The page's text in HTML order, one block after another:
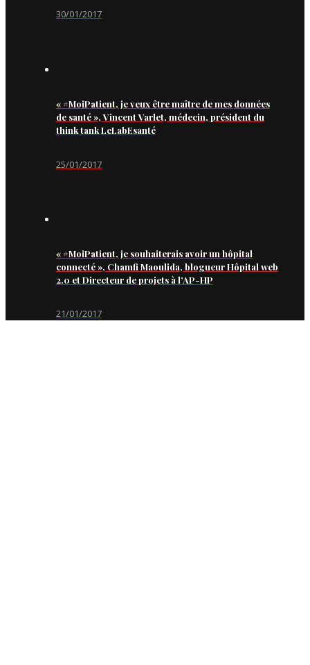
30/01/2017
« #MoiPatient, je veux être maître de mes données
de santé », Vincent Varlet, médecin, président du
think tank LeLabEsanté
25/01/2017
« #MoiPatient, je souhaiterais avoir un hôpital
connecté », Chamfi Maoulida, blogueur Hôpital web
2.0 et Directeur de projets à l’AP-HP
21/01/2017